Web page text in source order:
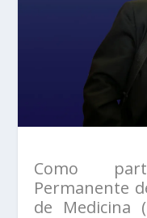
Como
Permanente
de Medicina